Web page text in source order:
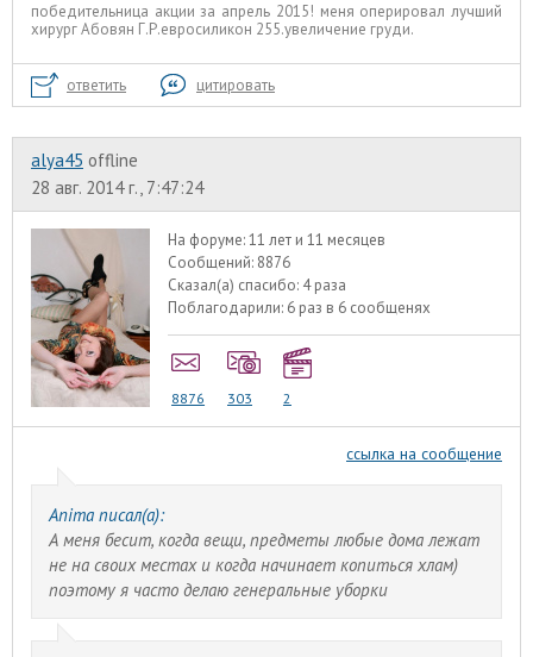
победительница акции за апрель 2015! меня оперировал лучший
хирург Абовян Г.Р.евросиликон 255.увеличение груди.
ответить цитировать
alyа45 offline
28 авг. 2014 г., 7:47:24
На форуме:11 лет и 11 месяцев
Сообщений: 8876
Сказал(а) спасибо: 4 раза
Поблагодарили: 6 раз в 6 сообщенях
8876 303 2
ссылка на сообщение
Anima писал(а):
А меня бесит, когда вещи, предметы любые дома лежат
не на своих местах и когда начинает копиться хлам)
поэтому я часто делаю генеральные уборки